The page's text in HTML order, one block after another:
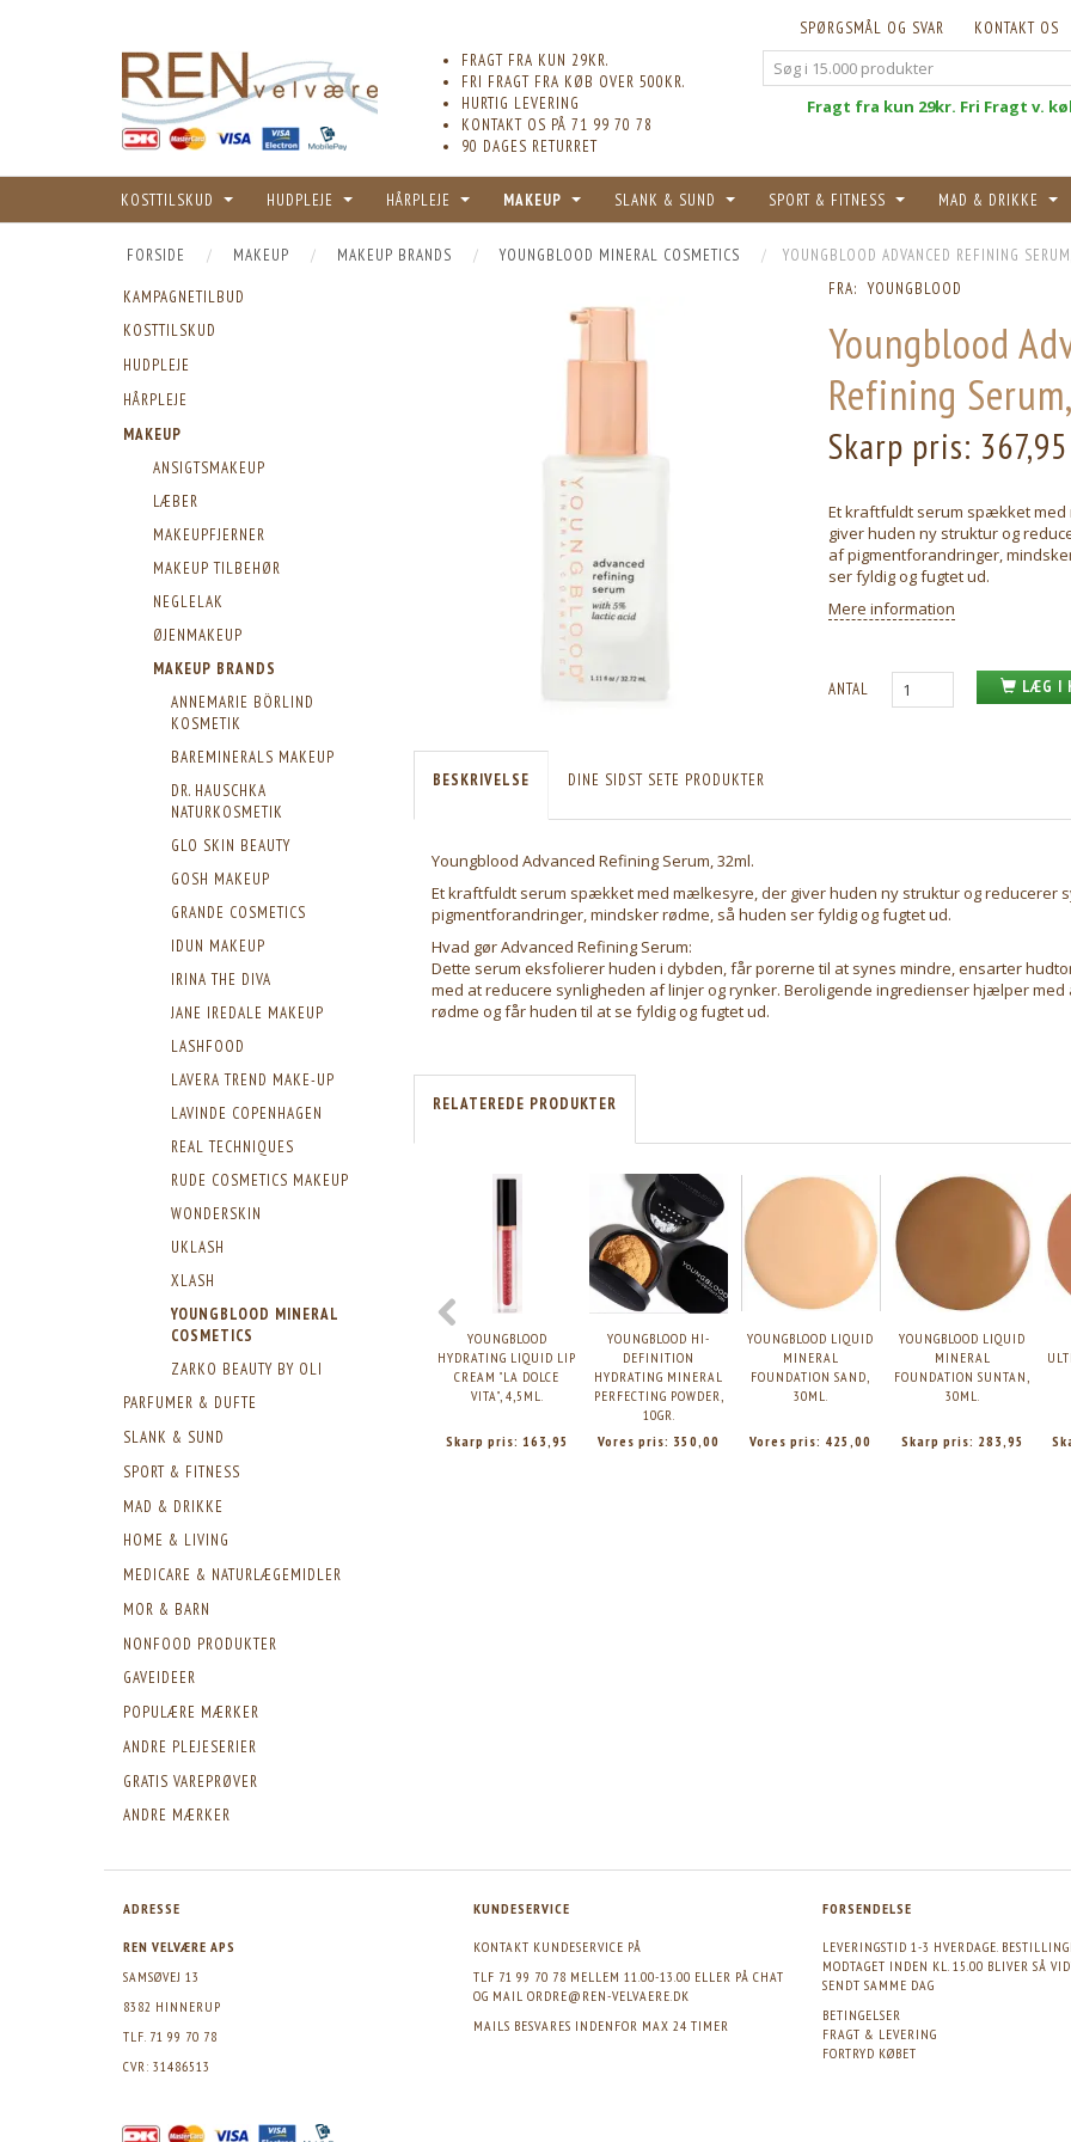
KONTAKT OS
SPØRGSMÅL OG SVAR
FRAGT FRA KUN 29KR.
FRI FRAGT FRA KØB OVER 500KR.
HURTIG LEVERING
KONTAKT OS PÅ 71 99 70 78
90 DAGES RETURRET
Fragt fra kun 29kr. Fri Fragt v.
KOSTTILSKUD HUDPLEJE HÅRPLEJE MAKEUP SLANK & SUND SPORT & FITNESS MAD & DRIKKE
FORSIDE MAKEUP MAKEUP BRANDS YOUNGBLOOD MINERAL COSMETICS YOUNGBLOOD ADVANCED REFINING
KAMPAGNETILBUD
KOSTTILSKUD
HUDPLEJE
HÅRPLEJE
MAKEUP
ANSIGTSMAKEUP
LÆBER
MAKEUPFJERNER
MAKEUP TILBEHØR
NEGLELAK
ØJENMAKEUP
MAKEUP BRANDS
ANNEMARIE BÖRLIND
KOSMETIK
BAREMINERALS MAKEUP
DR. HAUSCHKA
NATURKOSMETIK
GLO SKIN BEAUTY
GOSH MAKEUP
GRANDE COSMETICS
IDUN MAKEUP
IRINA THE DIVA
JANE IREDALE MAKEUP
LASHFOOD
LAVERA TREND MAKE-UP
LAVINDE COPENHAGEN
REAL TECHNIQUES
RUDE COSMETICS MAKEUP
WONDERSKIN
UKLASH
XLASH
YOUNGBLOOD MINERAL
COSMETICS
ZARKO BEAUTY BY OLI
PARFUMER & DUFTE
SLANK & SUND
SPORT & FITNESS
MAD & DRIKKE
HOME & LIVING
MEDICARE & NATURLÆGEMIDLER
MOR & BARN
NONFOOD PRODUKTER
GAVEIDEER
POPULÆRE MÆRKER
ANDRE PLEJESERIER
GRATIS VAREPRØVER
ANDRE MÆRKER
FRA: YOUNGBLOOD
Youngblood
Refining
Skarp pris: 367,95
Et kraftfuldt serum spækket
giver huden ny struktur og
af pigmentforandringer,
ser fyldig og fugtet ud.
Mere information
ANTAL LÆG I
BESKRIVELSE DINE SIDST SETE PRODUKTER
Youngblood Advanced Refining Serum, 32ml.
Et kraftfuldt serum spækket med mælkesyre, der giver huden ny struktur og reducerer
pigmentforandringer, mindsker rødme, så huden ser fyldig og fugtet ud.
Hvad gør Advanced Refining Serum:
Dette serum eksfolierer huden i dybden, får porerne til at synes mindre, ensarter
med at reducere synligheden af linjer og rynker. Beroligende ingredienser hjælper med
rødme og får huden til at se fyldig og fugtet ud.
RELATEREDE PRODUKTER
YOUNGBLOOD
HYDRATING LIQUID LIP
CREAM "LA DOLCE
VITA", 4,5ML.
Skarp pris: 163,95
YOUNGBLOOD HI-
DEFINITION
HYDRATING MINERAL
PERFECTING POWDER,
10GR.
Vores pris: 350,00
YOUNGBLOOD LIQUID
MINERAL
FOUNDATION SAND,
30ML.
Vores pris: 425,00
YOUNGBLOOD LIQUID
MINERAL
FOUNDATION SUNTAN,
30ML.
Skarp pris: 283,95
ADRESSE
REN VELVÆRE APS
SAMSØVEJ 13
8382 HINNERUP
TLF. 71 99 70 78
CVR: 31486513
KUNDESERVICE
KONTAKT KUNDESERVICE PÅ
TLF 71 99 70 78 MELLEM 11.00-13.00 ELLER PÅ CHAT
OG MAIL ORDRE@REN-VELVAERE.DK
MAILS BESVARES INDENFOR MAX 24 TIMER
FORSENDELSE
LEVERINGSTID 1-3 HVERDAGE.
MODTAGET INDEN KL. 15.00 BLIVER SÅ
SENDT SAMME DAG
BETINGELSER
FRAGT & LEVERING
FORTRYD KØBET